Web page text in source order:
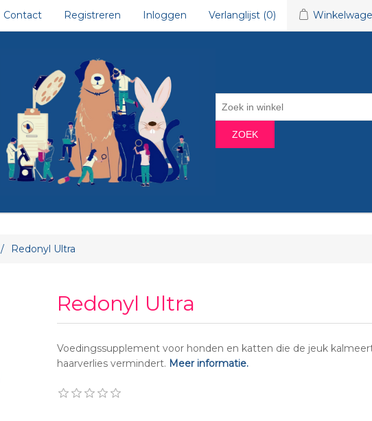
Contact Registreren Inloggen Verlanglijst (0)
ZOEK
/ Redonyl Ultra
Redonyl Ultra
Voedingssupplement voor honden en katten die de jeuk
haarverlies vermindert. Meer informatie.